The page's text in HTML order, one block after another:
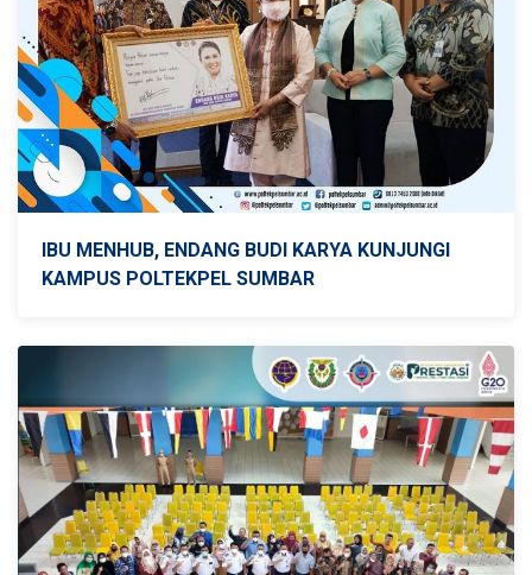
IBU MENHUB, ENDANG BUDI KARYA KUNJUNGI
KAMPUS POLTEKPEL SUMBAR